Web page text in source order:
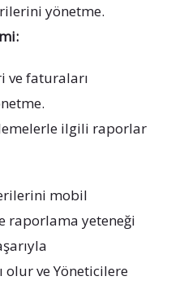
yönetme.
ve faturaları
ilgili raporlar
mobil
raporlama yeteneği
olur ve Yöneticilere